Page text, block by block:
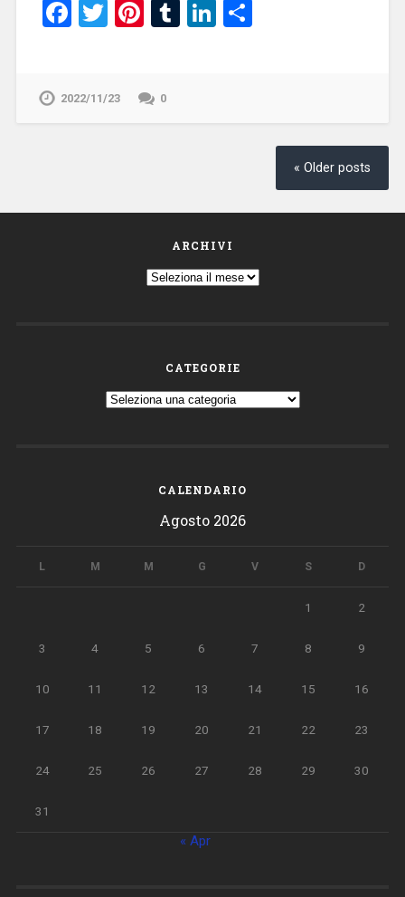
Facebook
Twitter
Pinterest
TumblrLinkedIn
Condividi
2022/11/23 0
« Older posts
ARCHIVI
Archivi
CATEGORIE
Categorie
CALENDARIO
Agosto 2026
L M M G V S D
1 2
3 4 5 6 7 8 9
10 11 12 13 14 15 16
17 18 19 20 21 22 23
24 25 26 27 28 29 30
31
« Apr